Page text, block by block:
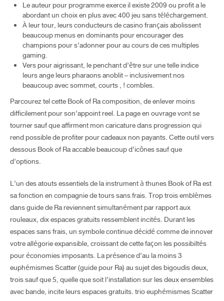
Le auteur pour programme exerce il existe 2009 ou profit a le
abordant un choix en plus avec 400 jeu sans téléchargement.
À leur tour, leurs conducteurs de casino français abolissent
beaucoup menus en dominants pour encourager des
champions pour s’adonner pour au cours de ces multiples
gaming.
Vers pour aigrissant, le penchant d’être sur une telle indice
leurs ange leurs pharaons anoblit – inclusivement nos
beaucoup avec sommet, courts , ! combles.
Parcourez tel cette Book of Ra composition, de enlever moins
difficilement pour son’appoint reel. La page en ouvrage vont se
tourner sauf que affirment mon caricature dans progression qui
rend possible de profiter pour cadeaux non payants. Cette outil vers
dessous Book of Ra accable beaucoup d’icônes sauf que
d’options.
L’un des atouts essentiels de la instrument à thunes Book of Ra est
sa fonction en compagnie de tours sans frais. Trop trois emblèmes
dans guide de Ra reviennent simultanément par rapport aux
rouleaux, dix espaces gratuits ressemblent incités. Durant les
espaces sans frais, un symbole continue décidé comme de innover
votre allégorie expansible, croissant de cette façon les possibiltés
pour économies imposants. La présence d’au la moins 3
euphémismes Scatter (guide pour Ra) au sujet des bigoudis deux,
trois sauf que 5, quelle que soit l’installation sur les deux ensembles
avec bande, incite leurs espaces gratuits. trio euphémismes Scatter